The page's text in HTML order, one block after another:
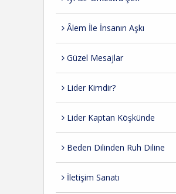
Âlem İle İnsanın Aşkı
Güzel Mesajlar
Lider Kimdir?
Lider Kaptan Köşkünde
Beden Dilinden Ruh Diline
İletişim Sanatı